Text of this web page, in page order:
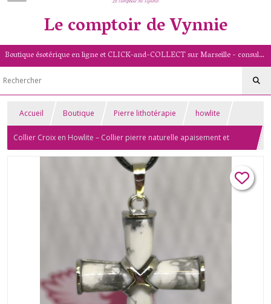
Le comptoir de Vynnie
Boutique ésotérique en ligne et CLICK-and-COLLECT sur Marseille - consultation de voyance par mail - livret numérologique (13/PACA)
Accueil Boutique Pierre lithotérapie howlite
Collier Croix en Howlite – Collier pierre naturelle apaisement et